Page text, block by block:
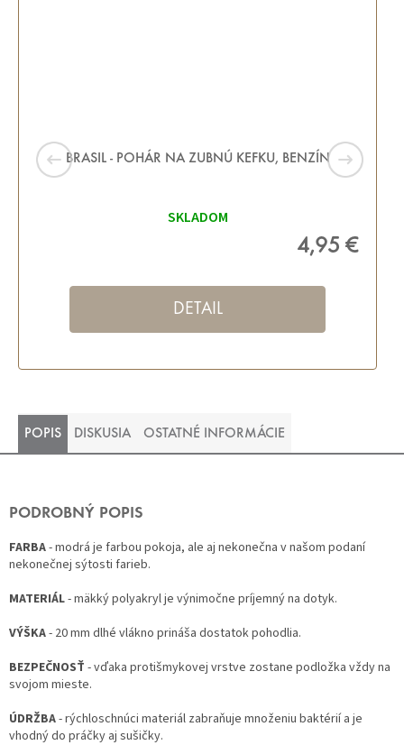
BRASIL - POHÁR NA ZUBNÚ KEFKU, BENZÍN
SKLADOM
4,95 €
DETAIL
POPIS DISKUSIA OSTATNÉ INFORMÁCIE
PODROBNÝ POPIS
FARBA- modrá je farbou pokoja, ale aj nekonečna v našom podaní
nekonečnej sýtosti farieb.
MATERIÁL- mäkký polyakryl je výnimočne príjemný na dotyk.
VÝŠKA- 20 mm dlhé vlákno prináša dostatok pohodlia.
BEZPEČNOSŤ - vďaka protišmykovej vrstve zostane podložka vždy na
svojom mieste.
ÚDRŽBA- rýchloschnúci materiál zabraňuje množeniu baktérií a je
vhodný do práčky aj sušičky.